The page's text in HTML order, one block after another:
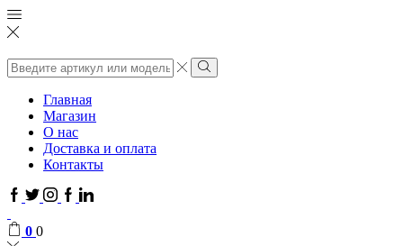
Поиск
ввода
Поиск
Главная
Магазин
О нас
Доставка и оплата
Контакты
Facebook
TwitterInstagram
GoogleLinkedin
0 0